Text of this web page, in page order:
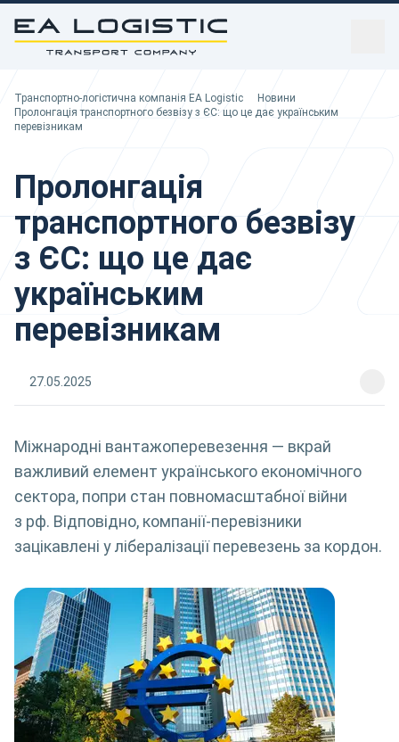
Ви тут:
Транспортно-логістична компанія EA Logistic
Новини
Пролонгація транспортного безвізу з ЄС: що це дає українським
перевізникам
Пролонгація
транспортного безвізу
з ЄС: що це дає
українським
перевізникам
27.05.2025
Міжнародні вантажоперевезення — вкрай
важливий елемент українського економічного
сектора, попри стан повномасштабної війни
з рф. Відповідно, компанії-перевізники
зацікавлені у лібералізації перевезень за кордон.